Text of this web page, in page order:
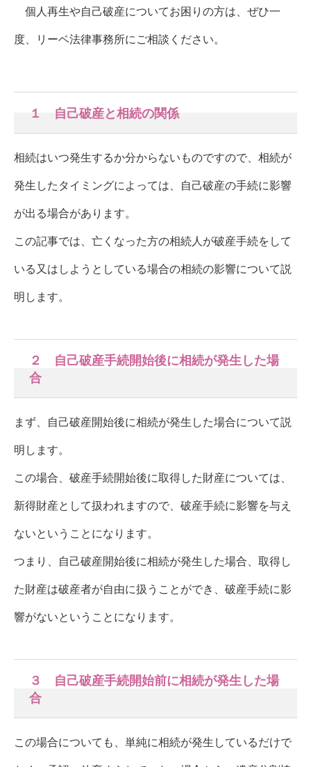
個人再生や自己破産についてお困りの方は、ぜひ一
度、リーベ法律事務所にご相談ください。
１ 自己破産と相続の関係
相続はいつ発生するか分からないものですので、相続が
発生したタイミングによっては、自己破産の手続に影響
が出る場合があります。
この記事では、亡くなった方の相続人が破産手続をして
いる又はしようとしている場合の相続の影響について説
明します。
２ 自己破産手続開始後に相続が発生した場
合
まず、自己破産開始後に相続が発生した場合について説
明します。
この場合、破産手続開始後に取得した財産については、
新得財産として扱われますので、破産手続に影響を与え
ないということになります。
つまり、自己破産開始後に相続が発生した場合、取得し
た財産は破産者が自由に扱うことができ、破産手続に影
響がないということになります。
３ 自己破産手続開始前に相続が発生した場
合
この場合についても、単純に相続が発生しているだけで